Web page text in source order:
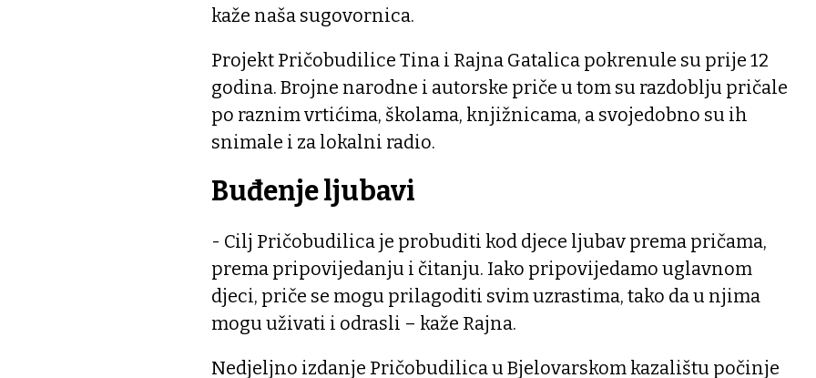
kaže naša sugovornica.
Projekt Pričobudilice Tina i Rajna Gatalica pokrenule su prije 12
godina. Brojne narodne i autorske priče u tom su razdoblju pričale
po raznim vrtićima, školama, knjižnicama, a svojedobno su ih
snimale i za lokalni radio.
Buđenje ljubavi
- Cilj Pričobudilica je probuditi kod djece ljubav prema pričama,
prema pripovijedanju i čitanju. Iako pripovijedamo uglavnom
djeci, priče se mogu prilagoditi svim uzrastima, tako da u njima
mogu uživati i odrasli – kaže Rajna.
Nedjeljno izdanje Pričobudilica u Bjelovarskom kazalištu počinje